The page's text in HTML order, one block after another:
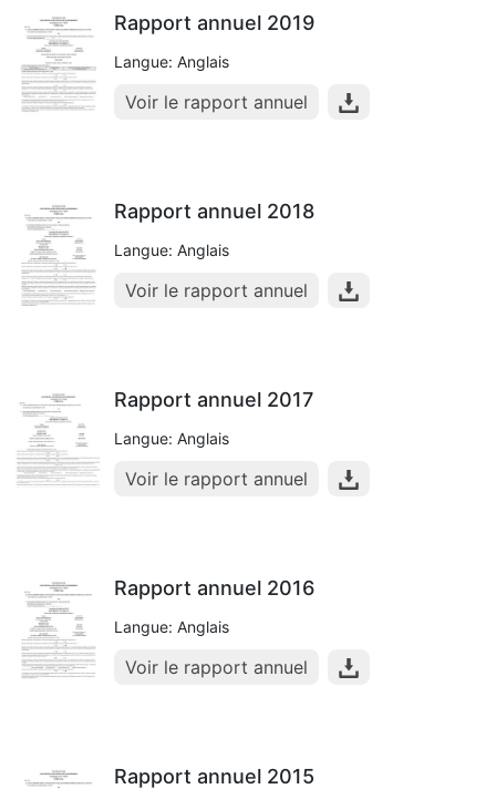
Rapport annuel 2019
Langue: Anglais
Voir le rapport annuel
Rapport annuel 2018
Langue: Anglais
Voir le rapport annuel
Rapport annuel 2017
Langue: Anglais
Voir le rapport annuel
Rapport annuel 2016
Langue: Anglais
Voir le rapport annuel
Rapport annuel 2015